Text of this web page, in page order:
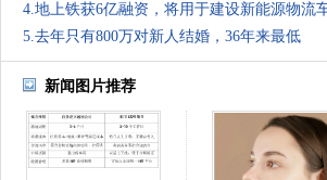
4.地上铁获6亿融资，将用于建设新能源物流
5.去年只有800万对新人结婚，36年来最低
新闻图片推荐